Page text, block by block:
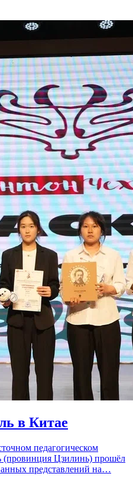
в Китае
педагогическом
(провинция Цзилинь) прошёл
представлений на…